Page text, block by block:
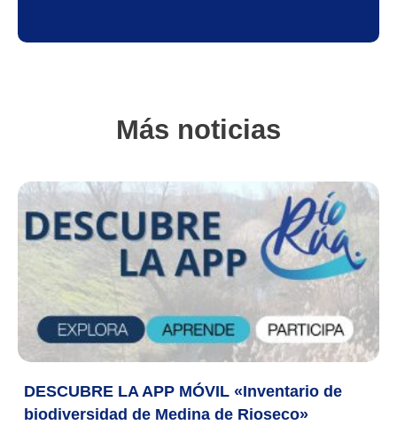
Más noticias
DESCUBRE LA APP MÓVIL «Inventario de
biodiversidad de Medina de Rioseco»